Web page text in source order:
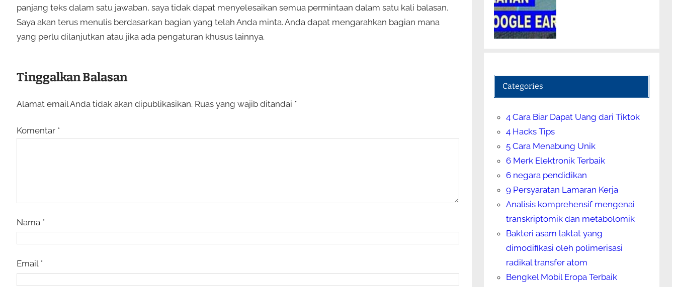
panjang teks dalam satu jawaban, saya tidak dapat menyelesaikan semua permintaan dalam satu kali balasan.
Saya akan terus menulis berdasarkan bagian yang telah Anda minta. Anda dapat mengarahkan bagian mana
yang perlu dilanjutkan atau jika ada pengaturan khusus lainnya.
Tinggalkan Balasan
Alamat email Anda tidak akan dipublikasikan. Ruas yang wajib ditandai *
Komentar *
Nama *
Email *
Categories
4 Cara Biar Dapat Uang dari Tiktok
4 Hacks Tips
5 Cara Menabung Unik
6 Merk Elektronik Terbaik
6 negara pendidikan
9 Persyaratan Lamaran Kerja
Analisis komprehensif mengenai
transkriptomik dan metabolomik
Bakteri asam laktat yang
dimodifikasi oleh polimerisasi
radikal transfer atom
Bengkel Mobil Eropa Terbaik